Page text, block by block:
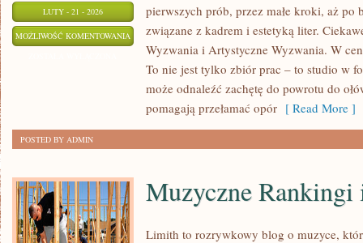
LUTY - 21 - 2026
MOŻLIWOŚĆ KOMENTOWANIA ARTYSTYCZNE
WYZWANIA
pierwszych prób, przez małe kroki, aż po
związane z kadrem i estetyką liter.
Wyzwania i Artystyczne Wyzwania. W
To nie jest tylko zbiór prac – to studio w
może odnaleźć zachętę do powrotu do
pomagają przełamać opór [ Read More ]
POSTED BY ADMIN
Muzyczne
Limith to rozrywkowy blog o muzyce,